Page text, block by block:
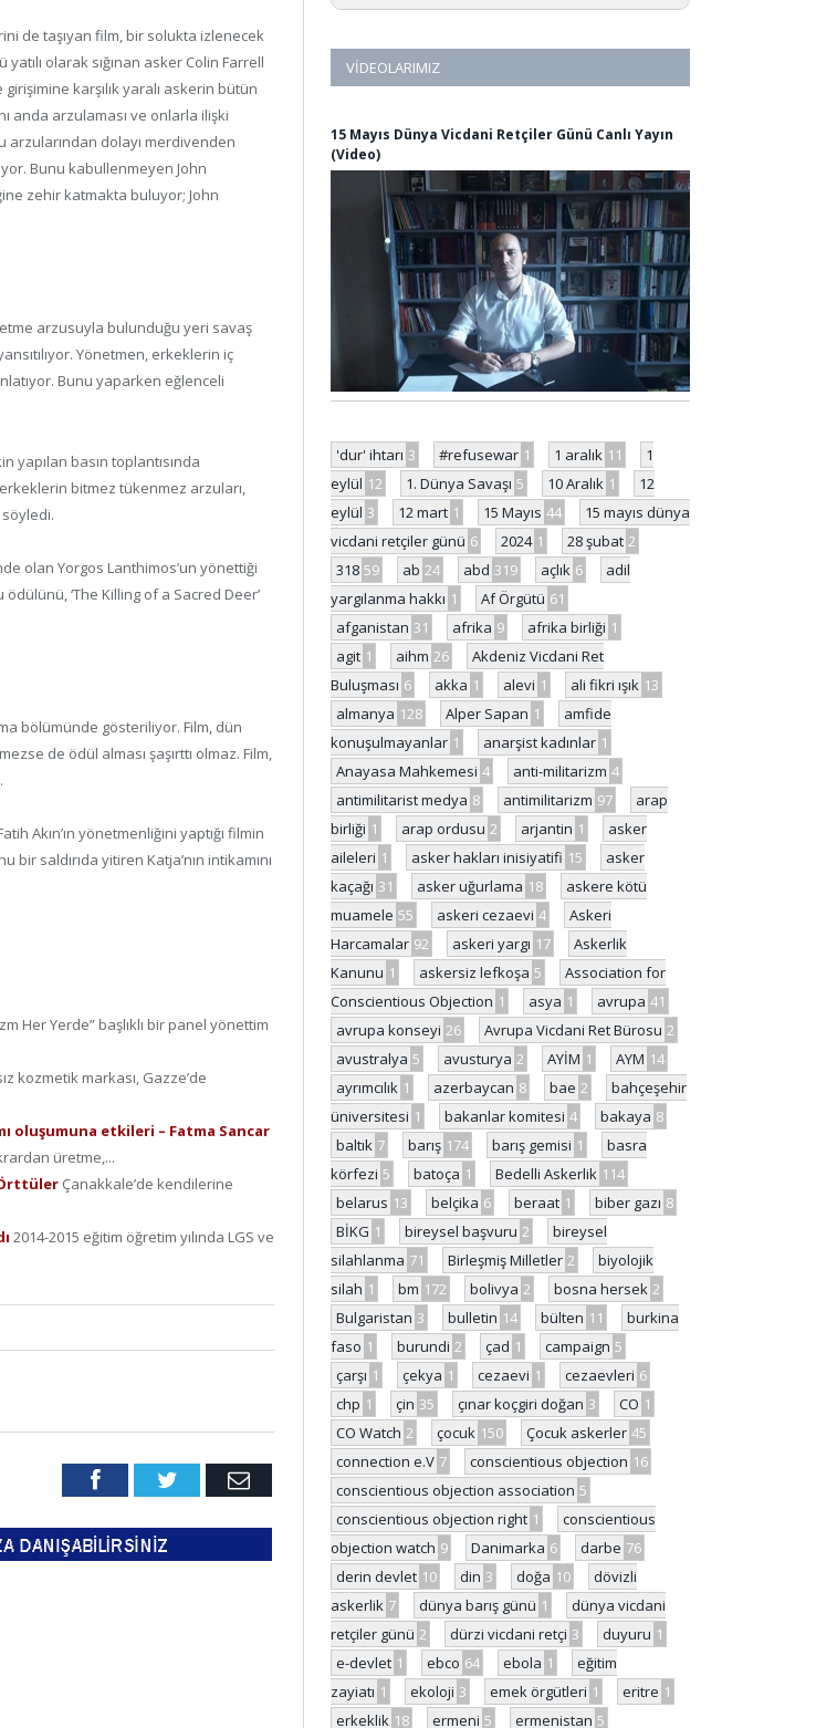
de taşıyan film, bir solukta izlenecek
olarak sığınan asker Colin Farrell
karşılık yaralı askerin bütün
anda arzulaması ve onlarla ilişki
dolayı merdivenden
Bunu kabullenmeyen John
zehir katmakta buluyor; John
arzusuyla bulunduğu yeri savaş
Yönetmen, erkeklerin iç
Bunu yaparken eğlenceli
yapılan basın toplantısında
bitmez tükenmez arzuları,
söyledi.
olan Yorgos Lanthimos’un yönettiği
‘The Killing of a Sacred Deer’
bölümünde gösteriliyor. Film, dün
de ödül alması şaşırttı olmaz. Film,
Akın’ın yönetmenliğini yaptığı filmin
saldırıda yitiren Katja’nın intikamını
Her Yerde” başlıklı bir panel yönettim
kozmetik markası, Gazze’de
oluşumuna etkileri – Fatma Sancar
üretme,...
Örttüler Çanakkale’de kendilerine
2014-2015 eğitim öğretim yılında LGS ve
FacebookTwitter Email
VIDEOLARIMIZ
15 Mayıs Dünya Vicdani Retçiler Günü Canlı Yayın
(Video)
'dur' ihtarı 3 #refusewar 1 1 aralık 11
1
eylül 12 1. Dünya Savaşı 5 10 Aralık 1
12
eylül 3 12 mart 1 15 Mayıs 44
15 mayıs dünya
vicdani retçiler günü 6 2024 1 28 şubat 2
318 59 ab 24 abd 319 açlık 6
adil
yargılanma hakkı 1 Af Örgütü 61
afganistan 31 afrika 9 afrika birliği 1
agit 1 aihm 26
Akdeniz Vicdani Ret
Buluşması 6 akka 1 alevi 1 ali fikri ışık 13
almanya 128 Alper Sapan 1
amfide
konuşulmayanlar 1 anarşist kadınlar 1
Anayasa Mahkemesi 4 anti-militarizm 4
antimilitarist medya 8 antimilitarizm 97
arap
birliği 1 arap ordusu 2 arjantin 1
asker
aileleri 1 asker hakları inisiyatifi 15
asker
kaçağı 31 asker uğurlama 18
askere kötü
muamele 55 askeri cezaevi 4
Askeri
Harcamalar 92 askeri yargı 17
Askerlik
Kanunu 1 askersiz lefkoşa 5
Association for
Conscientious Objection 1 asya 1 avrupa 41
avrupa konseyi 26 Avrupa Vicdani Ret Bürosu 2
avustralya 5 avusturya 2 AYİM 1 AYM 14
ayrımcılık 1 azerbaycan 8 bae 2
bahçeşehir
üniversitesi 1 bakanlar komitesi 4 bakaya 8
baltık 7 barış 174 barış gemisi 1
basra
körfezi 5 batoça 1 Bedelli Askerlik 114
belarus 13 belçika 6 beraat 1 biber gazı 8
BİKG 1 bireysel başvuru 2
bireysel
silahlanma 71 Birleşmiş Milletler 2
biyolojik
silah 1 bm 172 bolivya 2 bosna hersek 2
Bulgaristan 3 bulletin 14 bülten 11
burkina
faso 1 burundi 2 çad 1 campaign 5
çarşı 1 çekya 1 cezaevi 1 cezaevleri 6
chp 1 çin 35 çınar koçgiri doğan 3 CO 1
CO Watch 2 çocuk 150 Çocuk askerler 45
connection e.V 7 conscientious objection 16
conscientious objection association 5
conscientious objection right 1
conscientious
objection watch 9 Danimarka 6 darbe 76
derin devlet 10 din 3 doğa 10
dövizli
askerlik 7 dünya barış günü 1
dünya vicdani
retçiler günü 2 dürzi vicdani retçi 3 duyuru 1
e-devlet 1 ebco 64 ebola 1
eğitim
zayiatı 1 ekoloji 3 emek örgütleri 1 eritre 1
erkeklik 18 ermeni 5 ermenistan 5